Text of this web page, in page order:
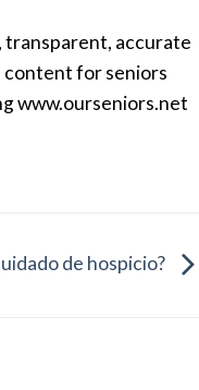
transparent, accurate
for seniors
www.ourseniors.net
de hospicio?